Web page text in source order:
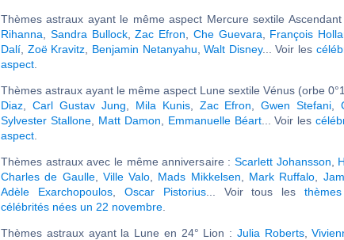
Thèmes astraux ayant le même aspect Mercure sextile
Rihanna
Sandra Bullock,Zac Efron Che Guevara François
Dalí Zoë Kravitz Benjamin Netanyahu ,Walt Disney... Voir les
aspect
Thèmes astraux ayant le même aspect Lune sextile Vénus (orbe
Diaz
Carl Gustav Jung Mila Kunis, Zac Efron ,Gwen Stefani ,
Sylvester Stallone, Matt Damon Emmanuelle Béart... Voir les
aspect
Thèmes astraux avec le même anniversaire : Scarlett Johansson
Charles de Gaulle, Ville Valo Mads Mikkelsen Mark Ruffalo
Adèle Exarchopoulos, Oscar Pistorius... Voir tous les
célébrités nées un 22 novembre
Thèmes astraux ayant la Lune en 24° Lion : Julia Roberts,